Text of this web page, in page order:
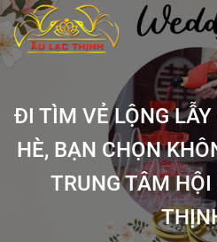
ĐI TÌM VẺ LỘNG
HÈ, BẠN CHỌN
TRUNG TÂM